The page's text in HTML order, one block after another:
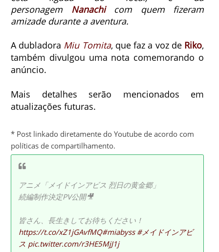
personagem Nanachicom quem fizeram
amizade durante a aventura.
A dubladora Miu Tomita, que faz a voz de Riko,
também divulgou uma nota comemorando o
anúncio.
Mais detalhes serão mencionados em
atualizações futuras.
* Post linkado diretamente do Youtube de acordo com
políticas de compartilhamento.
アニメ「メイドインアビス 烈日の黄金郷」
続編制作決定PV公開🎥
皆さん、長生きしてお待ちください！
https://t.co/xZ1jGAvfMQ#miabyss #メイドインアビ
ス pic.twitter.com/r3HE5MjJ1j